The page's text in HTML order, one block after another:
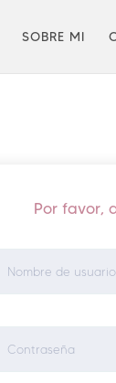
SOBRE MI
Por favor,